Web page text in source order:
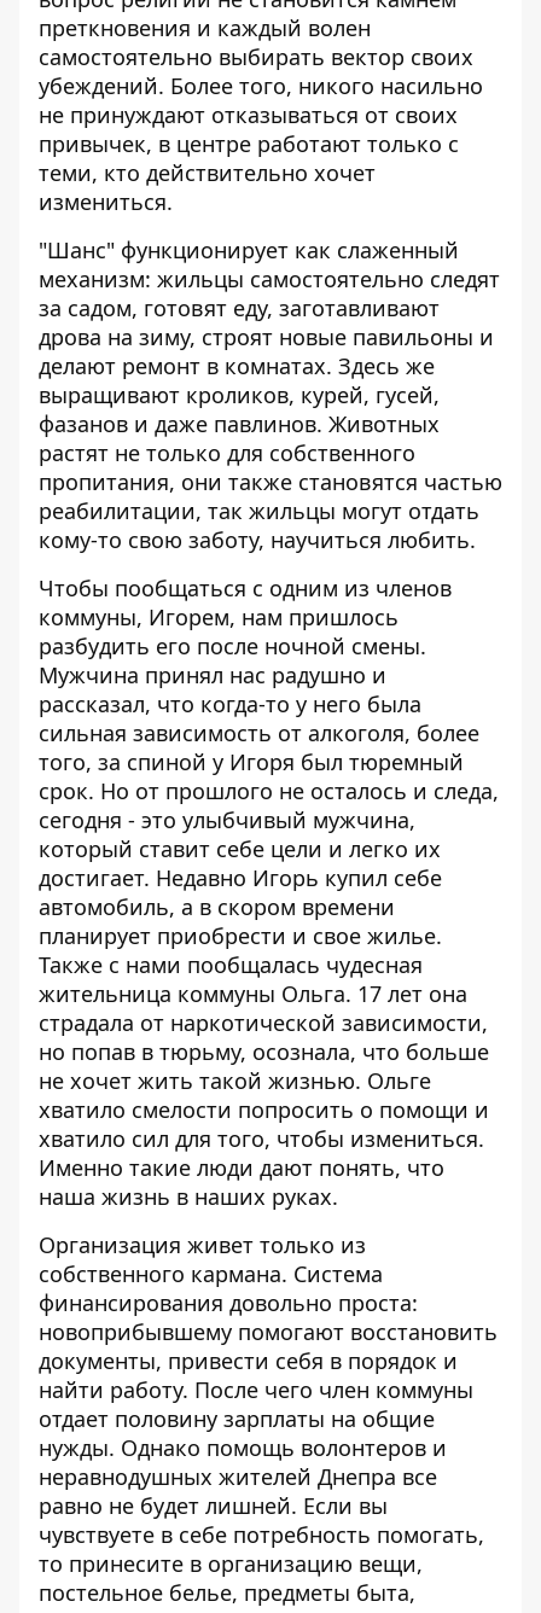
преткновения и каждый волен
самостоятельно выбирать вектор своих
убеждений. Более того, никого насильно
не принуждают отказываться от своих
привычек, в центре работают только с
теми, кто действительно хочет
измениться.
"Шанс" функционирует как слаженный
механизм: жильцы самостоятельно следят
за садом, готовят еду, заготавливают
дрова на зиму, строят новые павильоны и
делают ремонт в комнатах. Здесь же
выращивают кроликов, курей, гусей,
фазанов и даже павлинов. Животных
растят не только для собственного
пропитания, они также становятся частью
реабилитации, так жильцы могут отдать
кому-то свою заботу, научиться любить.
Чтобы пообщаться с одним из членов
коммуны, Игорем, нам пришлось
разбудить его после ночной смены.
Мужчина принял нас радушно и
рассказал, что когда-то у него была
сильная зависимость от алкоголя, более
того, за спиной у Игоря был тюремный
срок. Но от прошлого не осталось и следа,
сегодня - это улыбчивый мужчина,
который ставит себе цели и легко их
достигает. Недавно Игорь купил себе
автомобиль, а в скором времени
планирует приобрести и свое жилье.
Также с нами пообщалась чудесная
жительница коммуны Ольга. 17 лет она
страдала от наркотической зависимости,
но попав в тюрьму, осознала, что больше
не хочет жить такой жизнью. Ольге
хватило смелости попросить о помощи и
хватило сил для того, чтобы измениться.
Именно такие люди дают понять, что
наша жизнь в наших руках.
Организация живет только из
собственного кармана. Система
финансирования довольно проста:
новоприбывшему помогают восстановить
документы, привести себя в порядок и
найти работу. После чего член коммуны
отдает половину зарплаты на общие
нужды. Однако помощь волонтеров и
неравнодушных жителей Днепра все
равно не будет лишней. Если вы
чувствуете в себе потребность помогать,
то принесите в организацию вещи,
постельное белье, предметы быта,